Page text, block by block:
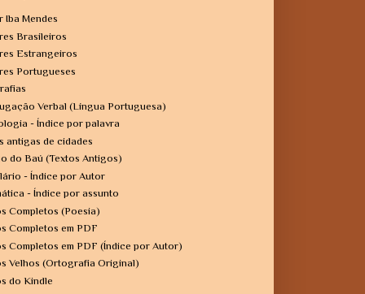
Iba Mendes
Brasileiros
Estrangeiros
Portugueses
Verbal (Língua Portuguesa)
- Índice por palavra
antigas de cidades
do Baú (Textos Antigos)
- Índice por Autor
- Índice por assunto
Completos (Poesia)
Completos em PDF
Completos em PDF (Índice por Autor)
Velhos (Ortografia Original)
do Kindle